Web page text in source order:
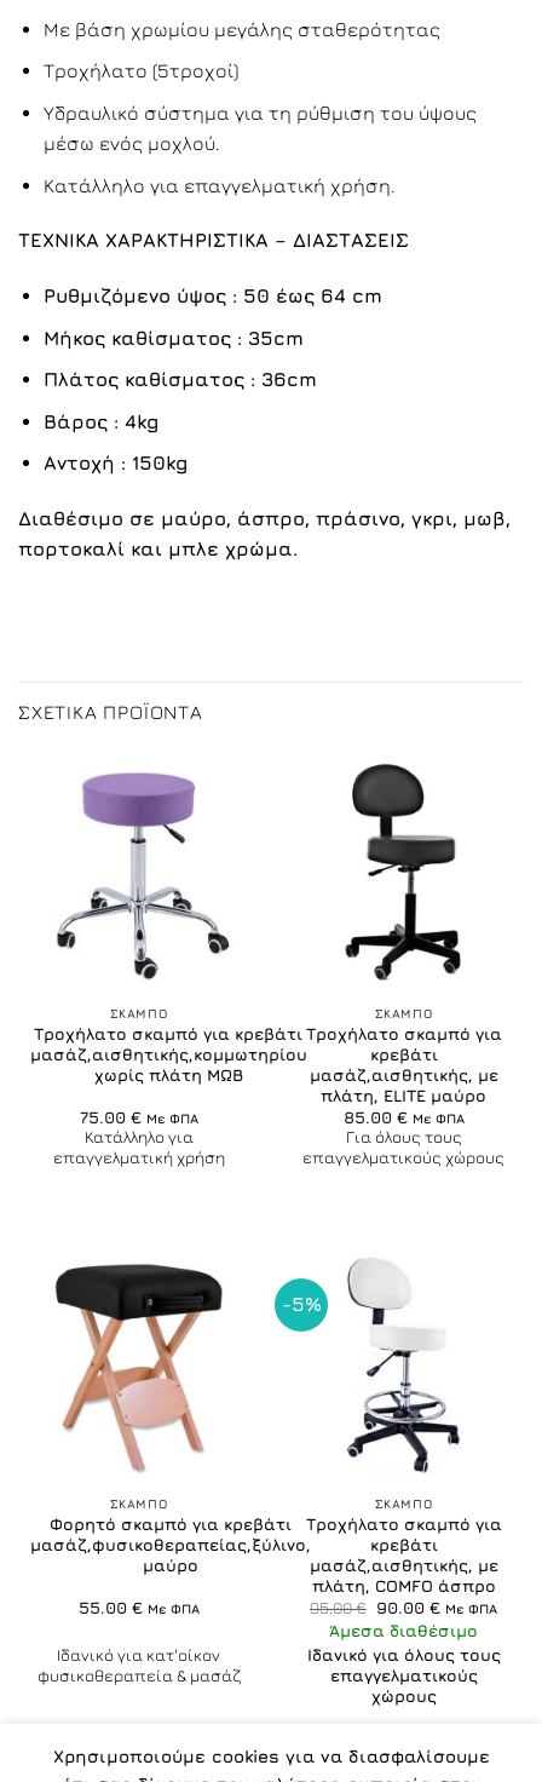
Με βάση χρωμίου μεγάλης σταθερότητας
Τροχήλατο (5τροχοί)
Υδραυλικό σύστημα για τη ρύθμιση του ύψους
μέσω ενός μοχλού.
Kατάλληλο για επαγγελματική χρήση.
ΤΕΧΝΙΚΑ ΧΑΡΑΚΤΗΡΙΣΤΙΚΑ – ΔΙΑΣΤΑΣΕΙΣ
Ρυθμιζόμενο ύψος : 50 έως 64 cm
Μήκος καθίσματος : 35cm
Πλάτος καθίσματος : 36cm
Βάρος : 4kg
Αντοχή : 150kg
Διαθέσιμο σε μαύρο, άσπρο, πράσινο, γκρι, μωβ,
πορτοκαλί και μπλε χρώμα.
ΣΧΕΤΙΚΆ ΠΡΟΪΌΝΤΑ
ΣΚΑΜΠO
Τροχήλατο σκαμπό για κρεβάτι
μασάζ,αισθητικής,κομμωτηρίου
χωρίς πλάτη ΜΩΒ
75.00 € Με ΦΠΑ
Κατάλληλο για
επαγγελματική χρήση
ΣΚΑΜΠO
Τροχήλατο σκαμπό για
κρεβάτι
μασάζ,αισθητικής, με
πλάτη, ELITE μαύρο
85.00 € Με ΦΠΑ
Για όλους τους
επαγγελματικούς χώρους
ΣΚΑΜΠO
Φορητό σκαμπό για κρεβάτι
μασάζ,φυσικοθεραπείας,ξύλινο,
μαύρο
55.00 € Με ΦΠΑ
Ιδανικό για κατ'οίκον
φυσικοθεραπεία & μασάζ
-5%
ΣΚΑΜΠO
Τροχήλατο σκαμπό για
κρεβάτι
μασάζ,αισθητικής, με
πλάτη, COMFO άσπρο
95.00€ Original
price
was:
95.00 €.
90.00€Η
τιμή
είναι:
90.00 €.
Με ΦΠΑ
Άμεσα διαθέσιμο
Ιδανικό για όλους τους
επαγγελματικούς
χώρους
Χρησιμοποιούμε cookies για να διασφαλίσουμε